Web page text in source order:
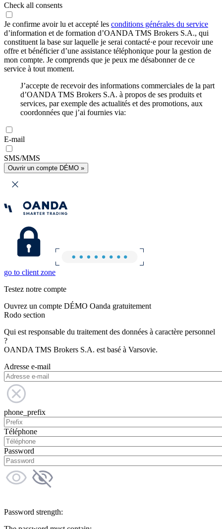
Check all consents
Je confirme avoir lu et accepté les conditions générales du service
d’information et de formation d’OANDA TMS Brokers S.A., qui
constituent la base sur laquelle je serai contacté·e pour recevoir une
offre et bénéficier d’une assistance téléphonique pour la gestion de
mon compte. Je comprends que je peux me désabonner de ce
service à tout moment.
J’accepte de recevoir des informations commerciales de la part
d’OANDA TMS Brokers S.A. à propos de ses produits et
services, par exemple des actualités et des promotions, aux
coordonnées que j’ai fournies via:
E-mail
SMS/MMS
Ouvrir un compte DÉMO »
go to client zone
Testez notre compte
Ouvrez un compte DÉMO Oanda gratuitement
Rodo section
Qui est responsable du traitement des données à caractère personnel
?
OANDA TMS Brokers S.A. est basé à Varsovie.
Adresse e-mail
phone_prefix
Téléphone
Password
Password strength: